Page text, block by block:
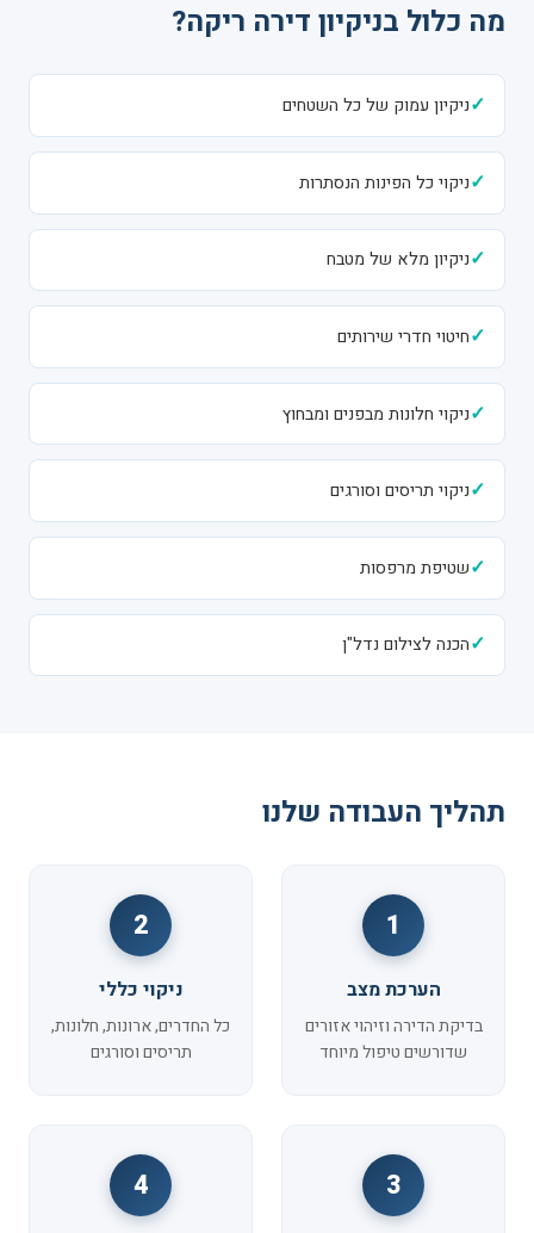
מה כלול בניקיון דירה ריקה?
✓ניקיון עמוק של כל השטחים
✓ניקוי כל הפינות הנסתרות
✓ניקיון מלא של מטבח
✓חיטוי חדרי שירותים
✓ניקוי חלונות מבפנים ומבחוץ
✓ניקוי תריסים וסורגים
✓שטיפת מרפסות
✓הכנה לצילום נדל"ן
תהליך העבודה שלנו
1
הערכת מצב
בדיקת הדירה וזיהוי אזורים
שדורשים טיפול מיוחד
2
ניקוי כללי
כל החדרים, ארונות, חלונות,
תריסים וסורגים
3
4